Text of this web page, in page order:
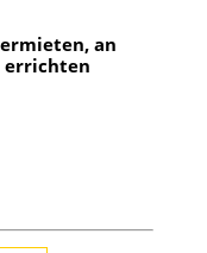
an
errichten